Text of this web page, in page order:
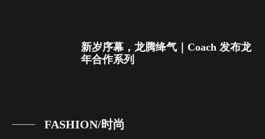
新岁序幕，龙腾绛气｜Coach 发布龙
年合作系列
FASHION/时尚